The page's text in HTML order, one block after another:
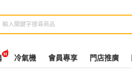
冷氣機 會員專享 門店推廣